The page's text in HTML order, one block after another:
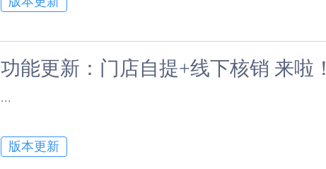
功能更新：门店自提+线下核销 来啦！
​...
版本更新